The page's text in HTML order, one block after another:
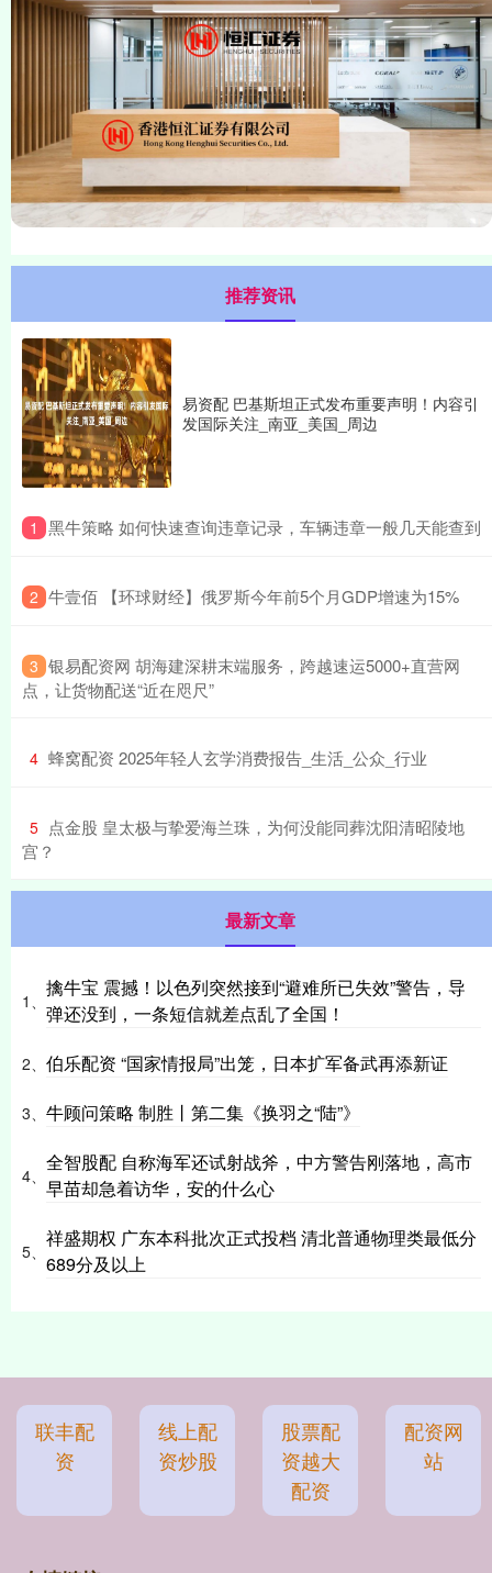
推荐资讯
易资配 巴基斯坦正式发布重要声明！内容引
发国际关注_南亚_美国_周边
1 ​黑牛策略 如何快速查询违章记录，车辆违章一般几天能查到
2 ​牛壹佰 【环球财经】俄罗斯今年前5个月GDP增速为15%
3 ​银易配资网 胡海建深耕末端服务，跨越速运5000+直营网
点，让货物配送“近在咫尺”
4 ​蜂窝配资 2025年轻人玄学消费报告_生活_公众_行业
5 ​点金股 皇太极与挚爱海兰珠，为何没能同葬沈阳清昭陵地
宫？
最新文章
1、
擒牛宝 震撼！以色列突然接到“避难所已失效”警告，导
弹还没到，一条短信就差点乱了全国！
2、 伯乐配资 “国家情报局”出笼，日本扩军备武再添新证
3、 牛顾问策略 制胜丨第二集《换羽之“陆”》
4、
全智股配 自称海军还试射战斧，中方警告刚落地，高市
早苗却急着访华，安的什么心
5、
祥盛期权 广东本科批次正式投档 清北普通物理类最低分
689分及以上
联丰配
资
线上配
资炒股
股票配
资越大
配资
配资网
站